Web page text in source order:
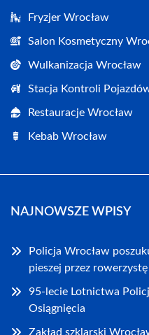
Fryzjer Wrocław
Salon Kosmetyczny
Wulkanizacja Wrocław
Stacja Kontroli
Restauracje Wrocław
Kebab Wrocław
NAJNOWSZE WPISY
Policja Wrocław
pieszej przez rowerzystę
95-lecie Lotnictwa
Osiągnięcia
Zakład szklarski